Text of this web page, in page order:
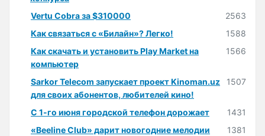
Vertu Cobra за $310000
2563
Как связаться с «Билайн»? Легко!
1588
Как скачать и установить Play Market на
компьютер
1566
Sarkor Telecom запускает проект Kinoman.uz
для своих абонентов, любителей кино!
1507
С 1-го июня городской телефон дорожает
1431
«Beeline Club» дарит новогодние мелодии
1381